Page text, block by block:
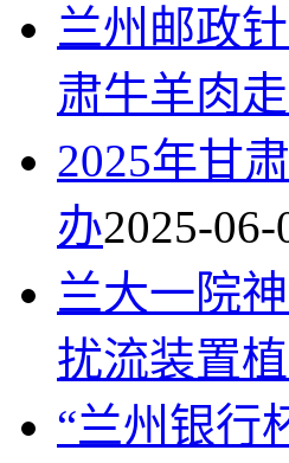
兰州邮政
肃牛羊肉
2025年甘
办2025-06-
兰大一院
扰流装置
“兰州银行